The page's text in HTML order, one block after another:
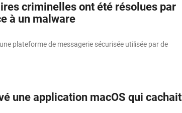
criminelles ont été résolues par
à un malware
plateforme de messagerie sécurisée utilisée par de
une application macOS qui cachait